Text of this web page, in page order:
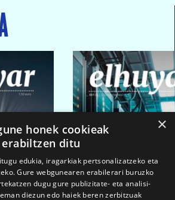
×
honek cookieak
erabiltzen ditu
edukia, iragarkiak pertsonalizatzeko eta
Gure webgunearen erabilerari buruzko
dugu gure publizitate- eta analisi-
diezun edo haiek beren zerbitzuak